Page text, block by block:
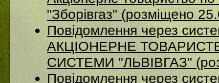
"Зборівгаз" (розміщено
Повідомлення через
АКЦІОНЕРНЕ
СИСТЕМИ "ЛЬВІВГАЗ"
Повідомлення через